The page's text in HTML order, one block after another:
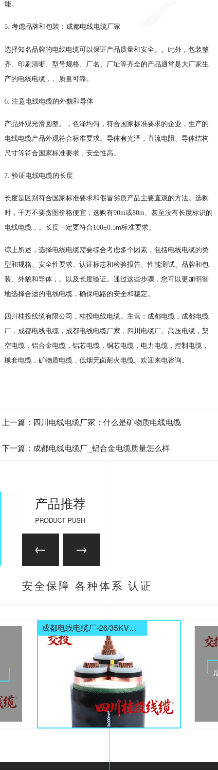
能。
5. 考虑品牌和包装 ： 成都电线电缆厂家
选择知名品牌的电线电缆可以保证产品质量和安全。 。此外，包装整
齐、印刷清晰、型号规格、厂名、厂址等齐全的产品通常是大厂家生
产的电线电缆， 。 质量可靠。
6. 注意电线电缆的外貌和导体
产品外观光滑圆整。
，色泽均匀，符合国家标准要求的企业，生产的
电线电缆产品外观符合标准要求。导体有光泽，直流电阻、导体结构
尺寸等符合国家标准要求，安全性高。
7. 验证电线电缆的长度
长度是区别符合国家标准要求和假冒劣质产品主要直观的方法。选购
时，千万不要贪图价格便宜，选购有90m或80m、甚至没有长度标识的
电线电缆， 。 长度一定要符合100±0.5m标准要求。
综上所述，选择电线电缆需要综合考虑多个因素，包括电线电缆的类
型和规格、安全性要求、认证标志和检验报告、性能测试、品牌和包
装、外貌和导体， 。
以及长度验证。通过这些步骤，您可以更加明智
地选择合适的电线电缆，确保电路的安全和稳定。
四川桂投线缆有限公司，桂投电线电缆。主营：成都电缆，成都电缆
厂，成都电线电缆，成都电线电缆厂家，四川电缆厂。高压电缆，架
空电缆，铝合金电缆，铝芯电缆，铜芯电缆，电力电缆，控制电缆，
橡套电缆，矿物质电缆，低烟无卤耐火电缆。欢迎来电咨询。
上一篇：四川电线电缆厂家：什么是矿物质电线电缆
下一篇：成都电线电缆厂_铝合金电缆质量怎么样
产品推荐
PRODUCT PUSH
安全保障 各种体系 认证
成都电线电缆厂-26/35KV高压电缆